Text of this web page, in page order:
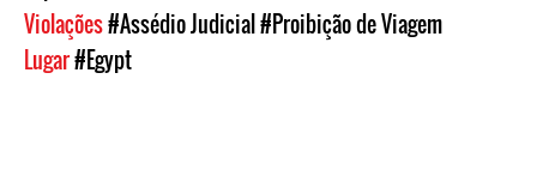
Violações#Assédio Judicial#Proibição de Viagem
Lugar#Egypt